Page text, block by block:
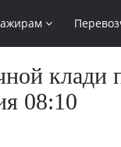
клади
08:10